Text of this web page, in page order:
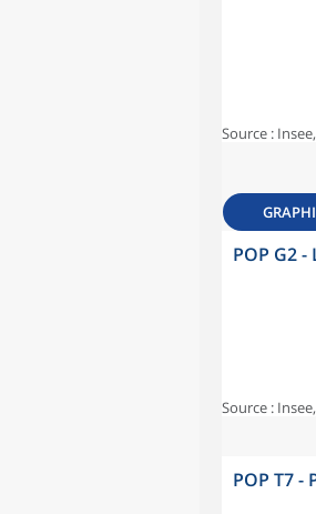
Source :
POP G2
Source :
POP T7